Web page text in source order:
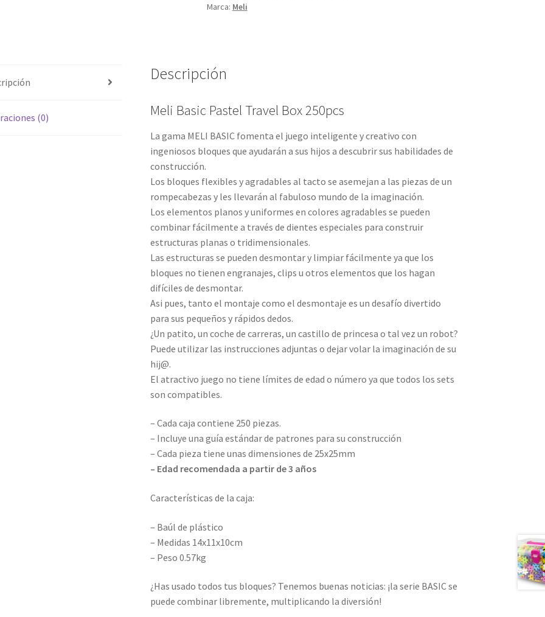
Marca: Meli
(0)
Descripción
Meli Basic Pastel Travel Box 250pcs
La gama MELI BASIC fomenta el juego inteligente y creativo con
ingeniosos bloques que ayudarán a sus hijos a descubrir sus habilidades de
construcción.
Los bloques flexibles y agradables al tacto se asemejan a las piezas de un
rompecabezas y les llevarán al fabuloso mundo de la imaginación.
Los elementos planos y uniformes en colores agradables se pueden
combinar fácilmente a través de dientes especiales para construir
estructuras planas o tridimensionales.
Las estructuras se pueden desmontar y limpiar fácilmente ya que los
bloques no tienen engranajes, clips u otros elementos que los hagan
difíciles de desmontar.
Asi pues, tanto el montaje como el desmontaje es un desafío divertido
para sus pequeños y rápidos dedos.
¿Un patito, un coche de carreras, un castillo de princesa o tal vez un robot?
Puede utilizar las instrucciones adjuntas o dejar volar la imaginación de su
hij@.
El atractivo juego no tiene límites de edad o número ya que todos los sets
son compatibles.
– Cada caja contiene 250 piezas.
– Incluye una guía estándar de patrones para su construcción
– Cada pieza tiene unas dimensiones de 25x25mm
– Edad recomendada a partir de 3 años
Características de la caja:
– Baúl de plástico
– Medidas 14x11x10cm
– Peso 0.57kg
¿Has usado todos tus bloques? Tenemos buenas noticias: ¡la serie BASIC se
puede combinar libremente, multiplicando la diversión!